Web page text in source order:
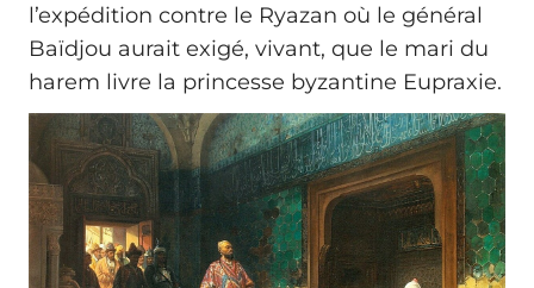
l’expédition contre le Ryazan où le général
Baïdjou aurait exigé, vivant, que le mari du
harem livre la princesse byzantine Eupraxie.